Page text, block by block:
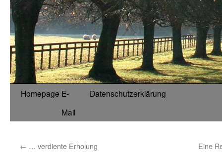
Homepage E-
Mail
Datenschutzerklärung
← … verdiente Erholung Eine